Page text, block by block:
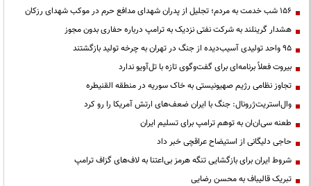
۱۵۶ شب خدمت به مردم؛ تجلیل از پدران شهدای مدافع حرم در موکب شهدای رزکان
هشدار گرینلند به شرکت نفتی نزدیک به ترامپ درباره حفاری بدون مجوز
95 واحد تولیدی آسیب‌دیده از جنگ در تهران به چرخه تولید بازگشتند
بیروت فعلاً برنامه‌ای برای گفت‌وگوی تازه با تل‌آویو ندارد
تجاوز نظامی رژیم صهیونیستی به خاک سوریه در منطقه القنیطره
وال‌استریت‌ژرونال: جنگ با ایران ضعف‌های ارتش آمریکا را رو کرد
طعنه سی‌ان‌ان به توهم ترامپ برای تسلیم ایران
حاجی دلیگانی از استیضاح عراقچی خبر داد
شروط ایران برای بازگشایی تنگه هرمز بی‌اعتنا به لاف‌های گزاف ترامپ
تبریک قالیباف به محسن رضایی